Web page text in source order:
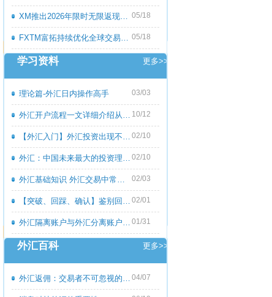
XM推出2026年限时无限返现活动，交易越多 05/18
FXTM富拓持续优化全球交易服务，多元化产 05/18
学习资料 更多>>
理论篇-外汇日内操作高手 03/03
外汇开户流程一文详细介绍从零到一 10/12
【外汇入门】外汇投资出现不良心态的原 02/10
外汇：中国未来最大的投资理财市场 02/10
外汇基础知识 外汇交易中常见的外汇专用 02/03
【突破、回踩、确认】鉴别回撤和倒退 02/01
外汇隔离账户与外汇分离账户的区别 01/31
外汇百科 更多>>
外汇返佣：交易者不可忽视的隐藏收益 04/07